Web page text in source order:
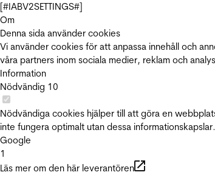
[#IABV2SETTINGS#]
Om
Denna sida använder cookies
Vi använder cookies för att anpassa innehåll och
våra partners inom sociala medier, reklam och
Information
Nödvändig 10
Nödvändiga cookies hjälper till att göra en
inte fungera optimalt utan dessa informationskapslar.
Google
1
Läs mer om den här leverantören